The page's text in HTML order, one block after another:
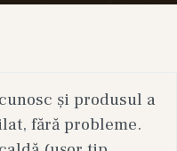
și produsul a
fără probleme.